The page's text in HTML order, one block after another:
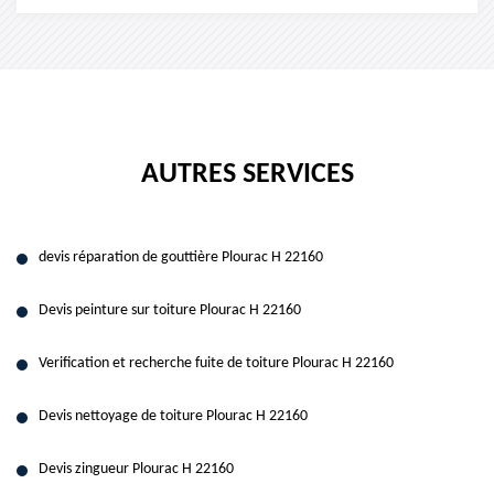
AUTRES SERVICES
devis réparation de gouttière Plourac H 22160
Devis peinture sur toiture Plourac H 22160
Verification et recherche fuite de toiture Plourac H 22160
Devis nettoyage de toiture Plourac H 22160
Devis zingueur Plourac H 22160